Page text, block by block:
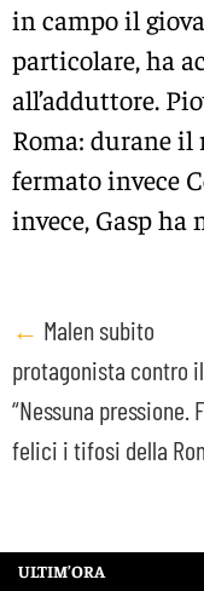
in campo il
particolare, ha
all’adduttore.
Roma: durane il
fermato invece
invece, Gasp ha
Post
navigation
← Malen subito
protagonista contro
“Nessuna pressione.
felici i tifosi della
ULTIM’ORA